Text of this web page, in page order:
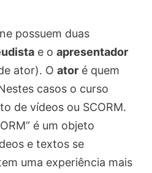
possuem duas
e o apresentador
ator). O ator é quem
casos o curso
de vídeos ou SCORM.
é um objeto
e textos se
uma experiência mais